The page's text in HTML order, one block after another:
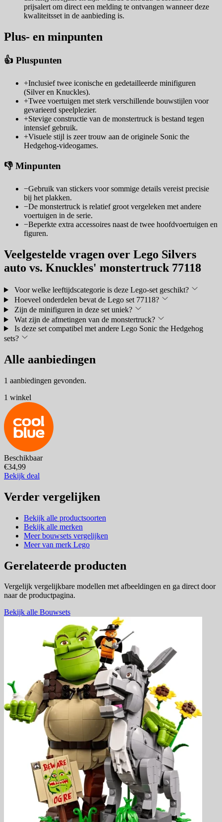
prijsalert om direct een melding te ontvangen wanneer deze
kwaliteitsset in de aanbieding is.
Plus- en minpunten
👍 Pluspunten
+Inclusief twee iconische en gedetailleerde minifiguren
(Silver en Knuckles).
+Twee voertuigen met sterk verschillende bouwstijlen voor
gevarieerd speelplezier.
+Stevige constructie van de monstertruck is bestand tegen
intensief gebruik.
+Visuele stijl is zeer trouw aan de originele Sonic the
Hedgehog-videogames.
👎 Minpunten
−Gebruik van stickers voor sommige details vereist precisie
bij het plakken.
−De monstertruck is relatief groot vergeleken met andere
voertuigen in de serie.
−Beperkte extra accessoires naast de twee hoofdvoertuigen en
figuren.
Veelgestelde vragen over Lego Silvers
auto vs. Knuckles' monstertruck 77118
Voor welke leeftijdscategorie is deze Lego-set geschikt?
Hoeveel onderdelen bevat de Lego set 77118?
Zijn de minifiguren in deze set uniek?
Wat zijn de afmetingen van de monstertruck?
Is deze set compatibel met andere Lego Sonic the Hedgehog
sets?
Alle aanbiedingen
1 aanbiedingen gevonden.
1 winkel
Beschikbaar
€34,99
Bekijk deal
Verder vergelijken
Bekijk alle productsoorten
Bekijk alle merken
Meer bouwsets vergelijken
Meer van merk Lego
Gerelateerde producten
Vergelijk vergelijkbare modellen met afbeeldingen en ga direct door
naar de productpagina.
Bekijk alle Bouwsets